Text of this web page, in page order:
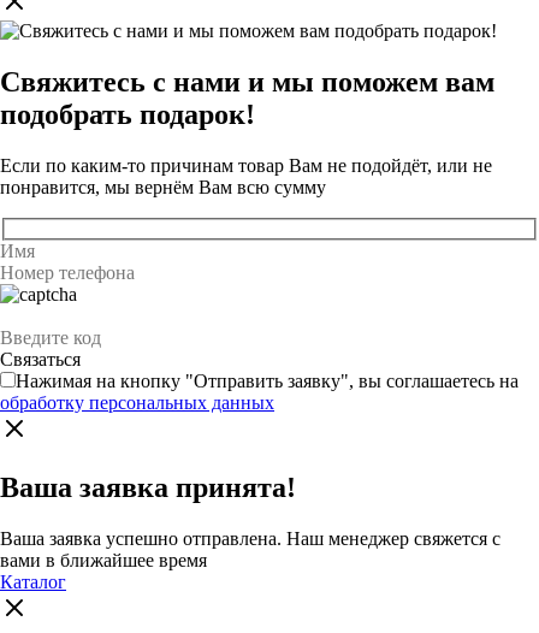
Свяжитесь с нами и мы поможем вам
подобрать подарок!
Если по каким-то причинам товар Вам не подойдёт, или не
понравится, мы вернём Вам всю сумму
Нажимая на кнопку "Отправить заявку", вы соглашаетесь на
обработку персональных данных
Ваша заявка принята!
Ваша заявка успешно отправлена. Наш менеджер свяжется с
вами в ближайшее время
Каталог